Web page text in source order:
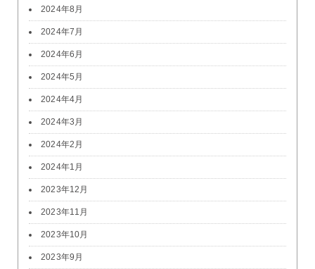
2024年8月
2024年7月
2024年6月
2024年5月
2024年4月
2024年3月
2024年2月
2024年1月
2023年12月
2023年11月
2023年10月
2023年9月